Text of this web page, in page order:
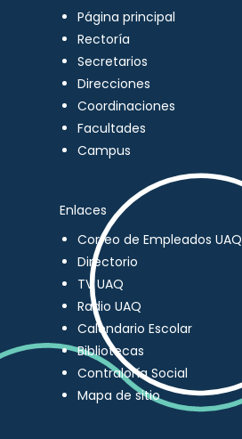
Página principal
Rectoría
Secretarios
Direcciones
Coordinaciones
Facultades
Campus
Enlaces
Correo de Empleados UAQ
Directorio
TV UAQ
Radio UAQ
Calendario Escolar
Bibliotecas
Contraloría Social
Mapa de sitio